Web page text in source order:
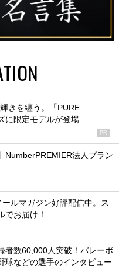
きを纏う。「PURE
に限定モデルが登場
PR
NumberPREMIER法人プラン
ールマガジン好評配信中。ス
でお届け！
者数60,000人突破！バレーボ
球などの選手のインタビュー